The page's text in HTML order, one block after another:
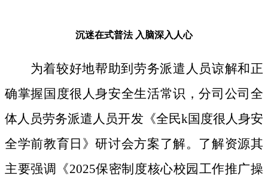
沉迷在式普法 入脑深入人心
为着较好地帮助到劳务派遣人员谅解和正
确掌握国度很人身安全生活常识，分司公司全
体人员劳务派遣人员开发《全民k国度很人身安
全学前教育日》研讨会方案了解。了解资源其
主要强调《2025保密制度核心校园工作推广操